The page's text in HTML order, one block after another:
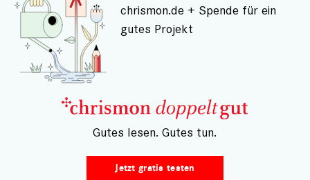
E-PAPER
Familie und Beziehungen
Helfen und Handeln
Klima und Natur
Körper und Seele
chrismon.de + Spende für ein
gutes Projekt
– Gutes lesen. Gutes tun.
Jetzt gratis testen